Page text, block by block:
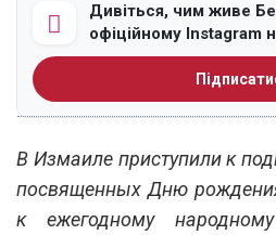
Дивіться, чим живе
офіційному Instagram
В Измаиле приступили к
посвященных Дню
к ежегодному